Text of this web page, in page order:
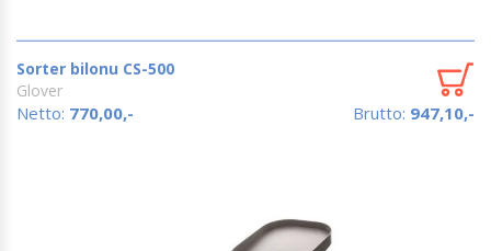
Sorter bilonu CS-500
Glover
Netto: 770,00,- Brutto: 947,10,-